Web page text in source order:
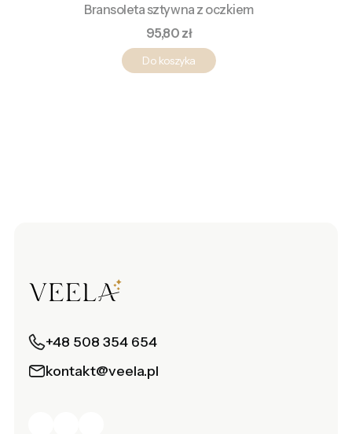
Bransoleta sztywna z oczkiem
Cena
95,80 zł
Do koszyka
+48 508 354 654
kontakt@veela.pl